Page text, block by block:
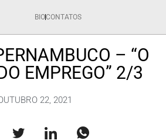
BIOCONTATOS
– “O
EMPREGO” 2/3
22, 2021